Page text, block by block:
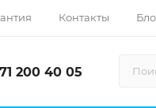
Контакты
200 40 05